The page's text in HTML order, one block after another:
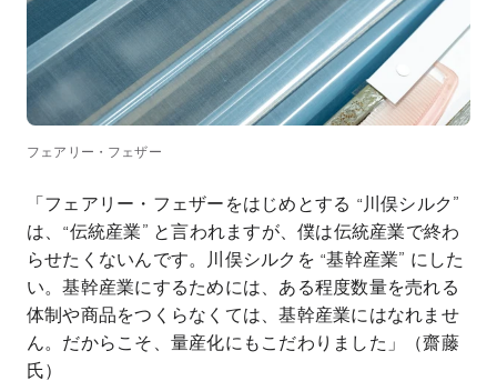
フェアリー・フェザー
「フェアリー・フェザーをはじめとする “ 川俣シルク ”
は、 “伝統産業 ” と言われますが、僕は伝統産業で終わ
らせたくないんです。川俣シルクを “基幹産業” にした
い。基幹産業にするためには、ある程度数量を売れる
体制や商品をつくらなくては、基幹産業にはなれませ
ん。だからこそ、量産化にもこだわりました」（齋藤
氏）